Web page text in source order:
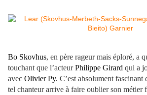
Bo Skovhus, en père rageur mais éploré, a
touchant que l’acteurPhilippe Girard qui a
avec Olivier Py. C’est absolument
tel chanteur arrive à faire oublier son métier